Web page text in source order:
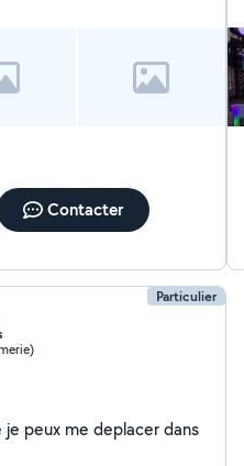
Contacter
Particulier
peux me deplacer dans